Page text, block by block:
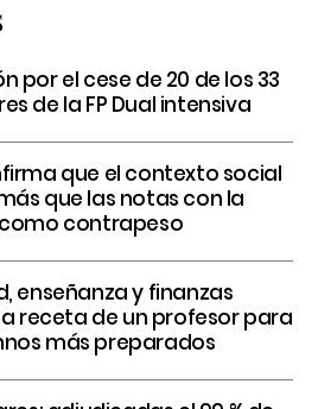
por el cese de 20 de los 33
de la FP Dual intensiva
que el contexto social
que las notas con la
contrapeso
enseñanza y finanzas
receta de un profesor para
más preparados